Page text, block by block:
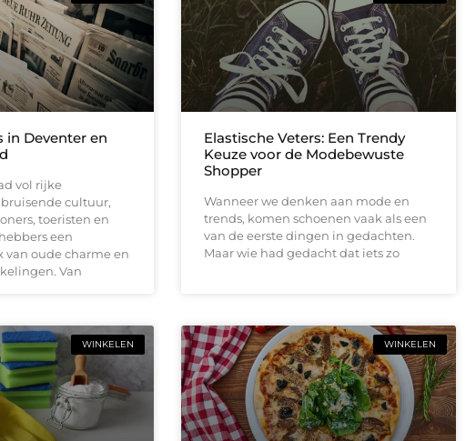
in Deventer en
vol rijke
cultuur,
toeristen en
een
van oude charme en
Van
Elastische Veters: Een Trendy
Keuze voor de Modebewuste
Shopper
Wanneer we denken aan mode en
trends, komen schoenen vaak als een
van de eerste dingen in gedachten.
Maar wie had gedacht dat iets zo
WINKELEN WINKELEN